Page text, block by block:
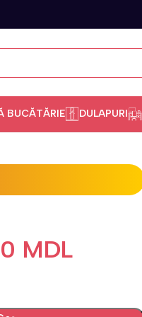
BUCĂTĂRIE DULAPURI
MDL